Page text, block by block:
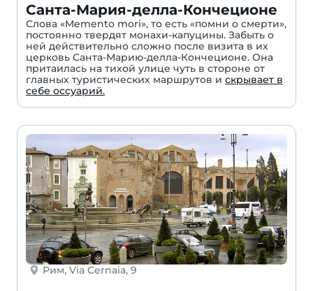
Санта-Мария-делла-Кончеционе
Слова «Memento mori», то есть «помни о смерти»,
постоянно твердят монахи-капуцины. Забыть о
ней действительно сложно после визита в их
церковь Санта-Марию-делла-Кончеционе. Она
притаилась на тихой улице чуть в стороне от
главных туристических маршрутов и скрывает в
себе оссуарий.
Рим, Via Cernaia, 9